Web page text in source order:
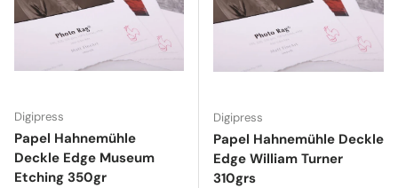
Digipress
Papel Hahnemühle
Deckle Edge Museum
Etching 350gr
Digipress
Papel Hahnemühle Deckle
Edge William Turner
310grs